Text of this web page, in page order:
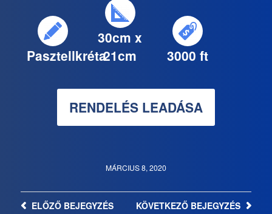
Pasztellkréta
30cm x
21cm
3000 ft
RENDELÉS LEADÁSA
MÁRCIUS 8, 2020
KÖVETKEZŐ BEJEGYZÉS
ELŐZŐBEJEGYZÉS